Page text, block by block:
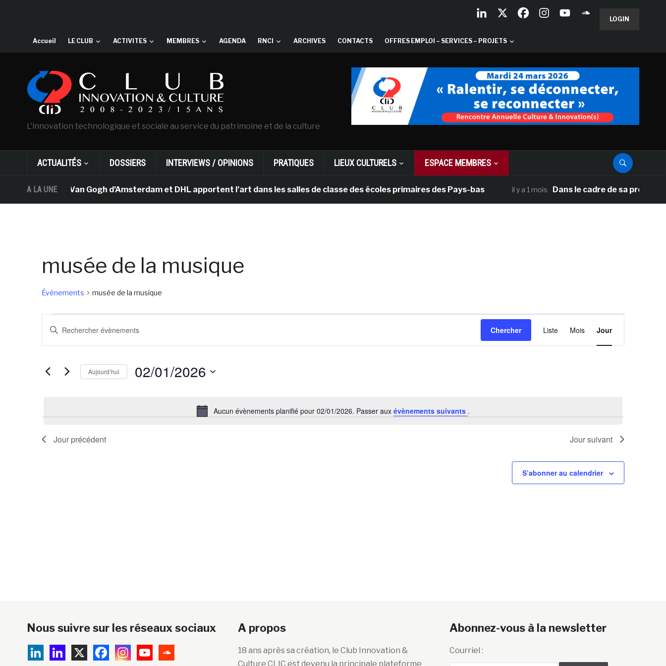
LOGIN
Accueil LE CLUB ACTIVITES MEMBRES AGENDA RNCI ARCHIVES CONTACTS OFFRES EMPLOI – SERVICES – PROJETS
L'innovation technologique et sociale au service du patrimoine et de la culture
ACTUALITÉS DOSSIERS INTERVIEWS / OPINIONS PRATIQUES LIEUX CULTURELS ESPACE MEMBRES
A LA UNE
Le musée Van Gogh d’Amsterdam et DHL apportent l’art dans les salles de classe des écoles primaires des Pays-bas il y a 1 mois Dans le cadre de sa
musée de la musique
Évènements musée de la musique
Évènements
for
Notice
Aucun évènements planifié pour 02/01/2026. Passer aux évènements suivants .
Recherche
et
de
Saisir
Rechercher
Évènements
clé.
Chercher
de
vues
Liste Mois Jour
Aujourd’hui 02/01/2026
Jour précédent Jour suivant
S’abonner au calendrier
Nous suivre sur les réseaux sociaux A propos
18 ans après sa création, le Club Innovation &
Culture CLIC est devenu la principale plateforme
Abonnez-vous à la newsletter
Courriel :